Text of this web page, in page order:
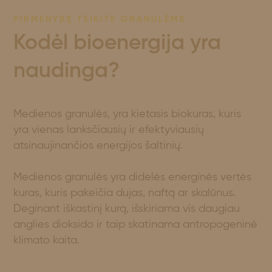
PIRMENYBĘ TEIKITE GRANULĖMS
Kodėl bioenergija yra
naudinga?
Medienos granulės, yra kietasis biokuras, kuris
yra vienas lanksčiausių ir efektyviausių
atsinaujinančios energijos šaltinių.
Medienos granulės yra didelės energinės vertės
kuras, kuris pakeičia dujas, naftą ar skalūnus.
Deginant iškastinį kurą, išskiriama vis daugiau
anglies dioksido ir taip skatinama antropogeninė
klimato kaita.